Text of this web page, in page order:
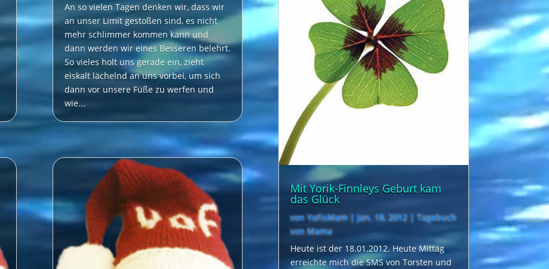
An so vielen Tagen denken wir, dass wir
an unser Limit gestoßen sind, es nicht
mehr schlimmer kommen kann und
dann werden wir eines Besseren belehrt.
So vieles holt uns gerade ein, zieht
eiskalt lächelnd an uns vorbei, um sich
dann vor unsere Füße zu werfen und
wie...
Mit Yorik-Finnleys Geburt kam
das Glück
von YoFisMam| Jan. 18, 2012| Tagebuch
von Mama
Heute ist der 18.01.2012. Heute Mittag
erreichte mich die SMS von Torsten und